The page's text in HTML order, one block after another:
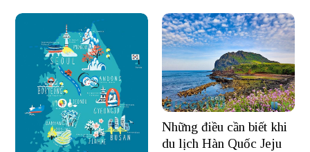
Những điều cần biết khi
du lịch Hàn Quốc Jeju